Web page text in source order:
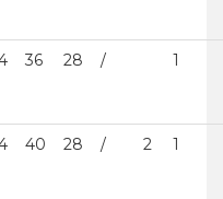
36 28 / 1
40 28 / 2 1